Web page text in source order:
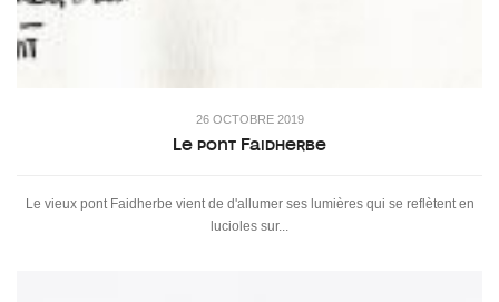
26 OCTOBRE 2019
Le pont Faidherbe
Le vieux pont Faidherbe vient de d'allumer ses lumières qui se reflètent en
lucioles sur...